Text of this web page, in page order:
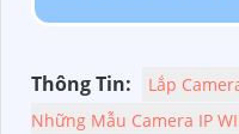
Thông Tin: Lắp
Những Mẫu Camera IP